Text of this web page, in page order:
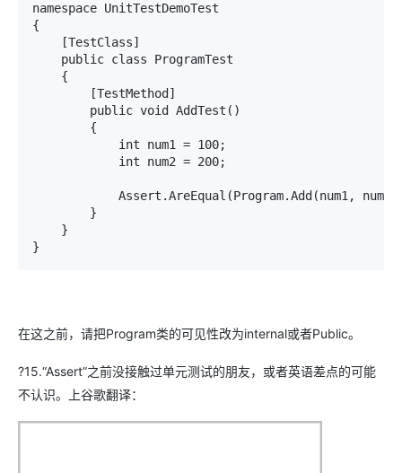
namespace UnitTestDemoTest
{
    [TestClass]
    public class ProgramTest
    {
        [TestMethod]
        public void AddTest()
        {
            int num1 = 100;
            int num2 = 200;
Assert.AreEqual(Program.Add(num1,
        }
    }
}
在这之前，请把Program类的可见性改为internal或者Public。
?15.“Assert”之前没接触过单元测试的朋友，或者英语差点的可能
不认识。上谷歌翻译：